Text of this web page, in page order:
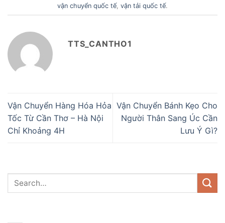
vận chuyển quốc tế, vận tải quốc tế.
TTS_CANTHO1
Vận Chuyển Hàng Hóa Hỏa
Tốc Từ Cần Thơ – Hà Nội
Chỉ Khoảng 4H
Vận Chuyển Bánh Kẹo Cho
Người Thân Sang Úc Cần
Lưu Ý Gì?